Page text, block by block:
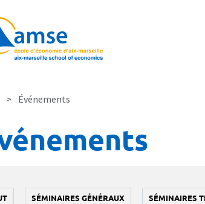
Événements
SÉMINAIRES GÉNÉRAUX SÉMINAIRES